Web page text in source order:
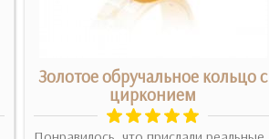
Золотое обручальное кольцо с
цирконием